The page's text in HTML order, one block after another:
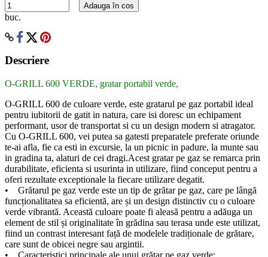
buc.
Adauga în cos
Descriere
O-GRILL 600 VERDE, gratar portabil verde,
O-GRILL 600 de culoare verde, este gratarul pe gaz portabil ideal
pentru iubitorii de gatit in natura, care isi doresc un echipament
performant, usor de transportat si cu un design modern si atragator.
Cu O-GRILL 600, vei putea sa gatesti preparatele preferate oriunde
te-ai afla, fie ca esti in excursie, la un picnic in padure, la munte sau
in gradina ta, alaturi de cei dragi.Acest gratar pe gaz se remarca prin
durabilitate, eficienta si usurinta in utilizare, fiind conceput pentru a
oferi rezultate exceptionale la fiecare utilizare degatit.
• Grătarul pe gaz verde este un tip de grătar pe gaz, care pe lângă
funcționalitatea sa eficientă, are și un design distinctiv cu o culoare
verde vibrantă. Această culoare poate fi aleasă pentru a adăuga un
element de stil și originalitate în grădina sau terasa unde este utilizat,
fiind un contrast interesant față de modelele tradiționale de grătare,
care sunt de obicei negre sau argintii.
• Caracteristici principale ale unui grătar pe gaz verde: